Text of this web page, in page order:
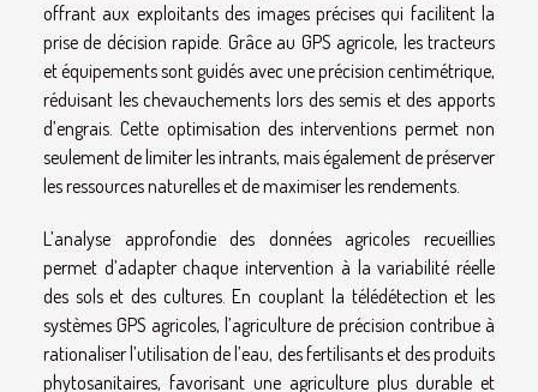
offrant aux exploitants des images précises qui facilitent la
prise de décision rapide. Grâce au GPS agricole, les tracteurs
et équipements sont guidés avec une précision centimétrique,
réduisant les chevauchements lors des semis et des apports
d’engrais. Cette optimisation des interventions permet non
seulement de limiter les intrants, mais également de préserver
les ressources naturelles et de maximiser les rendements.
L’analyse approfondie des données agricoles recueillies
permet d’adapter chaque intervention à la variabilité réelle
des sols et des cultures. En couplant la télédétection et les
systèmes GPS agricoles, l’agriculture de précision contribue à
rationaliser l’utilisation de l’eau, des fertilisants et des produits
phytosanitaires, favorisant une agriculture plus durable et